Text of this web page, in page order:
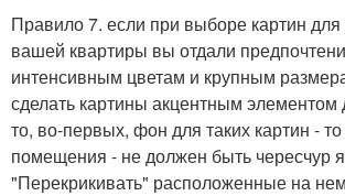
Правило 7. если при выборе картин
вашей квартиры вы отдали
интенсивным цветам и крупным
сделать картины акцентным элементом
то, во-первых, фон для таких картин - то
помещения - не должен быть чересчур
"Перекрикивать" расположенные на